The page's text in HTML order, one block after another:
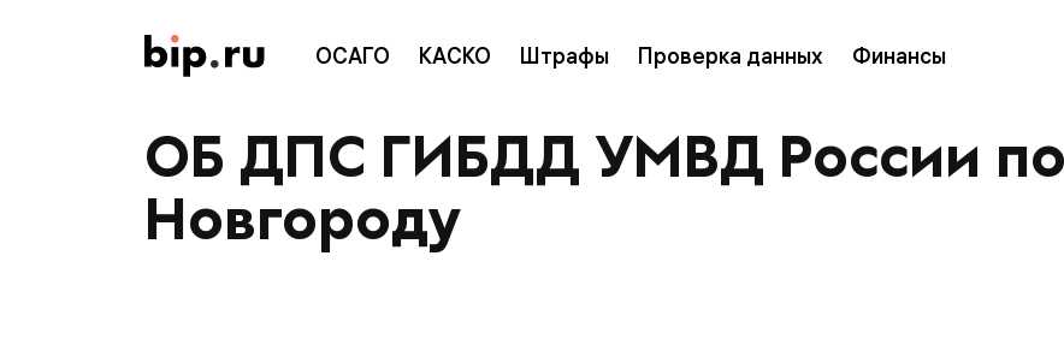
ОСАГО КАСКО Штрафы Проверка данных Финансы
ОБ ДПС ГИБДД УМВД России
Новгороду